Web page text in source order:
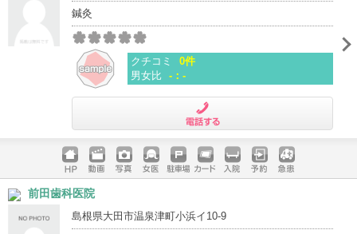
鍼灸
クチコミ
0件
男女比 -：-
ホームペ
ージ
動画 写真 女医 駐車場
クレジッ
入院 予約 急患
前田歯科医院
島根県大田市温泉津町小浜イ10-9